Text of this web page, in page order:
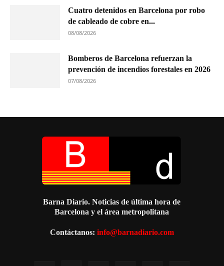
Cuatro detenidos en Barcelona por robo
de cableado de cobre en...
08/08/2026
Bomberos de Barcelona refuerzan la
prevención de incendios forestales en 2026
07/08/2026
Barna Diario. Noticias de última hora de
Barcelona y el área metropolitana
Contáctanos: info@barnadiario.com